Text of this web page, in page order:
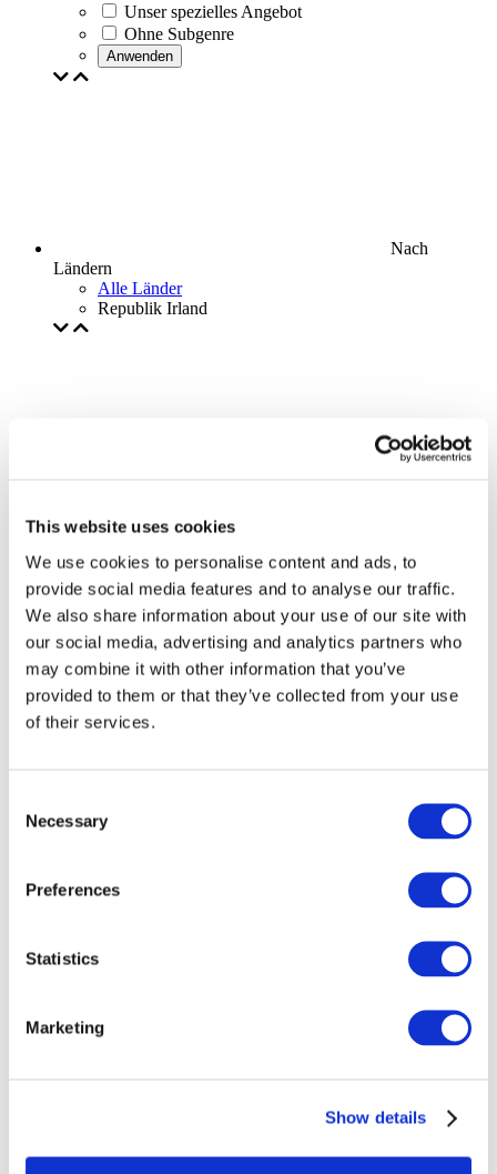
This website uses cookies
We use cookies to personalise content and ads, to
provide social media features and to analyse our traffic.
We also share information about your use of our site with
our social media, advertising and analytics partners who
may combine it with other information that you’ve
provided to them or that they’ve collected from your use
of their services.
Selection
Necessary
Preferences
Statistics
Marketing
Show details
Unser spezielles Angebot
Ohne Subgenre
Anwenden
Nach
Ländern
Alle Länder
Republik Irland